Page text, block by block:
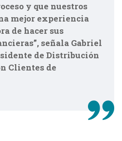
y que nuestros
mejor experiencia
de hacer sus
señala Gabriel
de Distribución
Clientes de